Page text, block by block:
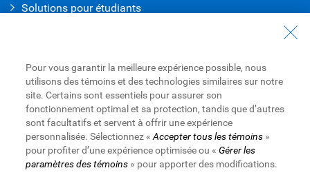
Solutions pour étudiants
Nous joindre
Trouvez une succursale ou un GAB
Prendre un rendez-vous
Royal Bank of Canada Website
Pour vous garantir la meilleure expérience possible, nous
utilisons des témoins et des technologies similaires sur notre
site. Certains sont essentiels pour assurer son
fonctionnement optimal et sa protection, tandis que d’autres
sont facultatifs et servent à offrir une expérience
personnalisée. Sélectionnez « Accepter tous les témoins»
pour profiter d’une expérience optimisée ou « Gérer les
paramètres des témoins» pour apporter des modifications.